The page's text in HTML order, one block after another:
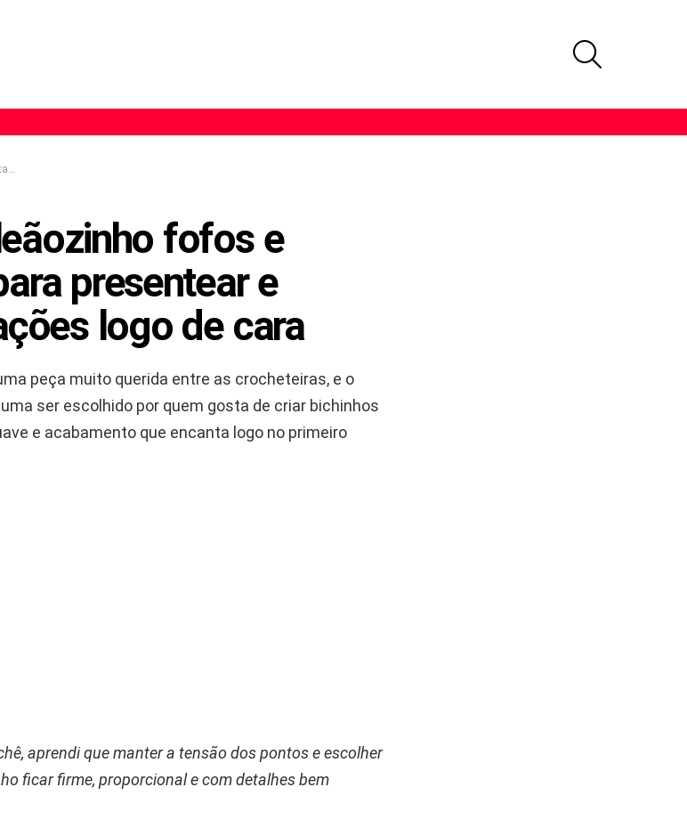
fofos e
presentear e
logo de cara
peça muito querida entre as crocheteiras, e o
ser escolhido por quem gosta de criar bichinhos
e acabamento que encanta logo no primeiro
aprendi que manter a tensão dos pontos e escolher
ficar firme, proporcional e com detalhes bem